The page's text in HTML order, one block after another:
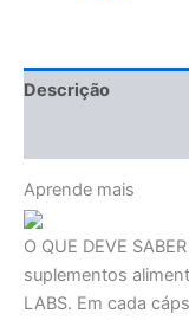
Descrição
Aprende mais
O QUE DEVE
suplementos
LABS. Em cada